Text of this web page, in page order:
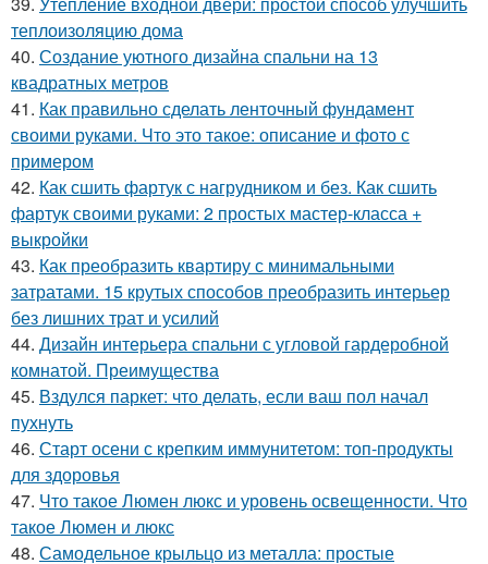
теплоизоляцию дома
40. Создание уютного дизайна спальни на 13
квадратных метров
41. Как правильно сделать ленточный фундамент
своими руками. Что это такое: описание и фото с
примером
42. Как сшить фартук с нагрудником и без. Как сшить
фартук своими руками: 2 простых мастер-класса +
выкройки
43. Как преобразить квартиру с минимальными
затратами. 15 крутых способов преобразить интерьер
без лишних трат и усилий
44. Дизайн интерьера спальни с угловой гардеробной
комнатой. Преимущества
45. Вздулся паркет: что делать, если ваш пол начал
пухнуть
46. Старт осени с крепким иммунитетом: топ-продукты
для здоровья
47. Что такое Люмен люкс и уровень освещенности. Что
такое Люмен и люкс
48. Самодельное крыльцо из металла: простые